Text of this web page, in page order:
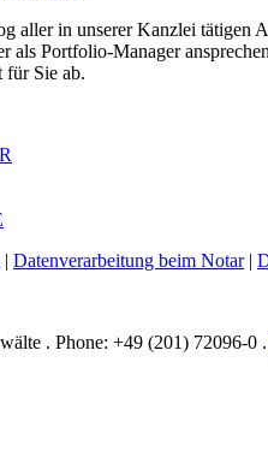
aller in unserer Kanzlei tätigen
als Portfolio-Manager
für Sie ab.
| Datenverarbeitung beim Notar|
. Phone: +49 (201) 72096-0 .